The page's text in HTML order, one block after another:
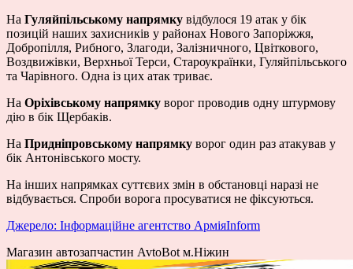
На Гуляйпільському напрямку відбулося 19 атак у бік
позицій наших захисників у районах Нового Запоріжжя,
Добропілля, Рибного, Злагоди, Залізничного, Цвіткового,
Воздвижівки, Верхньої Терси, Староукраїнки, Гуляйпільського
та Чарівного. Одна із цих атак триває.
На Оріхівському напрямку ворог проводив одну штурмову
дію в бік Щербаків.
На Придніпровському напрямку ворог один раз атакував у
бік Антонівського мосту.
На інших напрямках суттєвих змін в обстановці наразі не
відбувається. Спроби ворога просуватися не фіксуються.
Джерело: Інформаційне агентство АрміяInform
Магазин автозапчастин AvtoBot м.Ніжин